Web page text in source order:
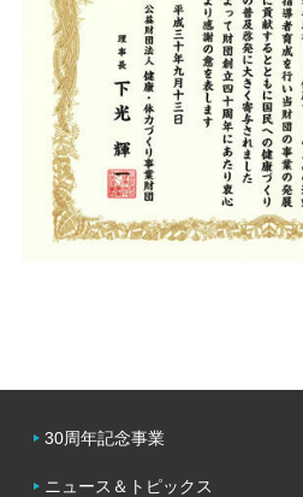
30周年記念事業
ニュース＆トピックス